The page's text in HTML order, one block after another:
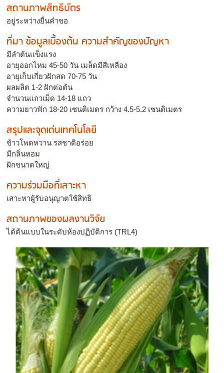
สถานภาพสิทธิบัตร
อยู่ระหว่างยื่นคำขอ
ที่มา ข้อมูลเบื้องต้น ความสำคัญของปัญหา
มีลำต้นแข็งแรง
อายุออกไหม 45-50 วัน เมล็ดมีสีเหลือง
อายุเก็บเกี่ยวฝักสด 70-75 วัน
ผลผลิต 1-2 ฝักต่อต้น
จำนวนแถวเม็ด 14-18 แถว
ความยาวฟัก 18-20 เซนติเมตร กว้าง 4.5-5.2 เซนติเมตร
สรุปและจุดเด่นเทคโนโลยี
ข้าวโพดหวาน รสชาติอร่อย
มีกลิ่นหอม
ฝักขนาดใหญ่
ความร่วมมือที่เสาะหา
เสาะหาผู้รับอนุญาตใช้สิทธิ
สถานภาพของผลงานวิจัย
ได้ต้นแบบในระดับห้องปฏิบัติการ (TRL4)